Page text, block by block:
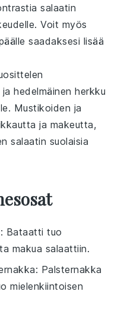
salaatin
Voit myös
saadaksesi lisää
hedelmäinen herkku
Mustikoiden ja
ja makeutta,
salaatin suolaisia
: Bataatti tuo
makua salaattiin.
: Palsternakka
mielenkiintoisen